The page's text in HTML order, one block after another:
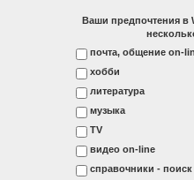
Ваши предпочтения в
почта, общение on-
хобби
литература
музыка
ТV
видео on-line
справочники -